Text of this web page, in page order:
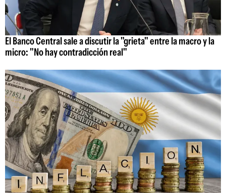
El Banco Central sale a discutir la "grieta" entre la macro y la
micro: "No hay contradicción real"